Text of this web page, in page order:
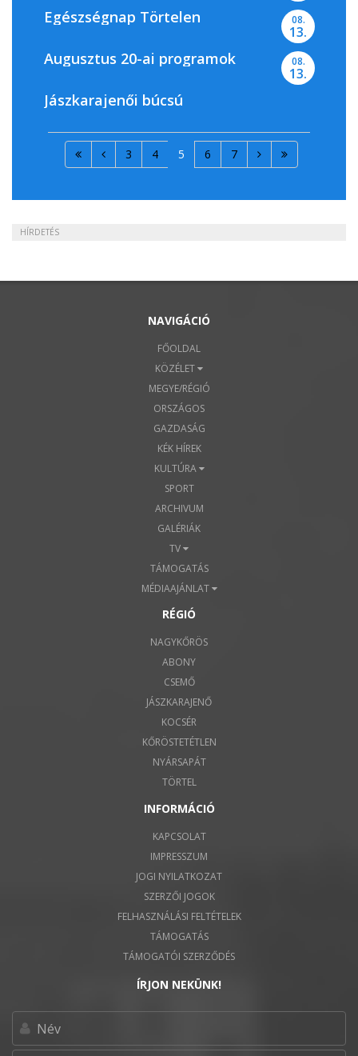
Egészségnap Törtelen 08.
13.
Augusztus 20-ai programok 08.
13.
Jászkarajenői búcsú
3 4 5 6 7
HÍRDETÉS
NAVIGÁCIÓ
FŐOLDAL
KÖZÉLET
MEGYE/RÉGIÓ
ORSZÁGOS
GAZDASÁG
KÉK HÍREK
KULTÚRA
SPORT
ARCHIVUM
GALÉRIÁK
TV
TÁMOGATÁS
MÉDIAAJÁNLAT
RÉGIÓ
NAGYKŐRÖS
ABONY
CSEMŐ
JÁSZKARAJENŐ
KOCSÉR
KŐRÖSTETÉTLEN
NYÁRSAPÁT
TÖRTEL
INFORMÁCIÓ
KAPCSOLAT
IMPRESSZUM
JOGI NYILATKOZAT
SZERZŐI JOGOK
FELHASZNÁLÁSI FELTÉTELEK
TÁMOGATÁS
TÁMOGATÓI SZERZŐDÉS
ÍRJON NEKÜNK!